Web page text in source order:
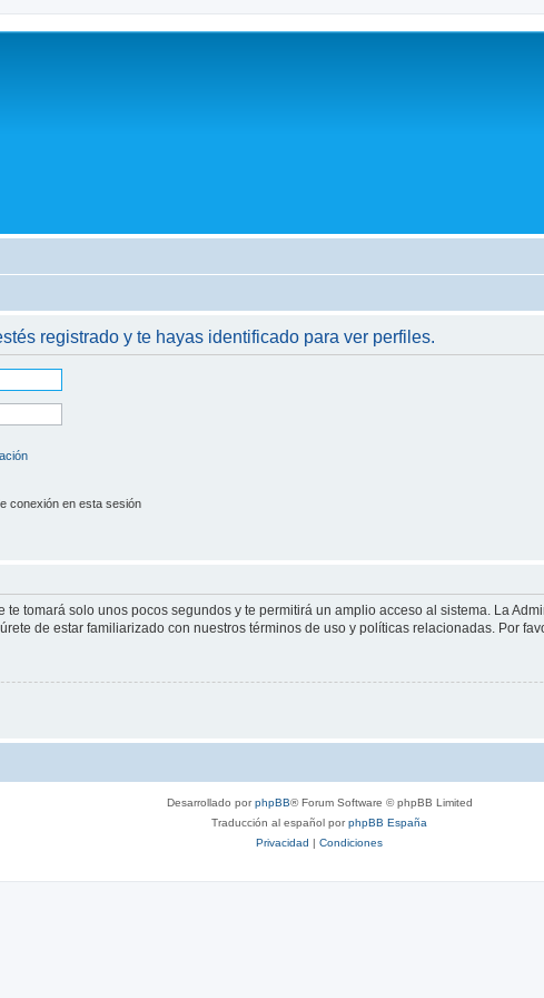
registrado y te hayas identificado para ver perfiles.
conexión en esta sesión
te tomará solo unos pocos segundos y te permitirá un amplio acceso al sistema. La
de estar familiarizado con nuestros términos de uso y políticas relacionadas. Por
Desarrollado porphpBB® Forum Software © phpBB Limited
Traducción al español porphpBB España
Privacidad | Condiciones